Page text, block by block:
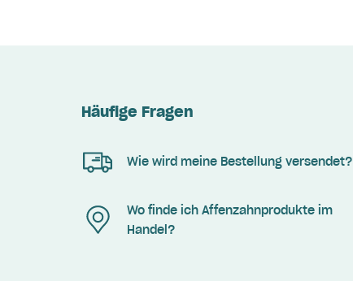
Häufige Fragen
Wie wird meine Bestellung versendet?
Wo finde ich Affenzahnprodukte im
Handel?